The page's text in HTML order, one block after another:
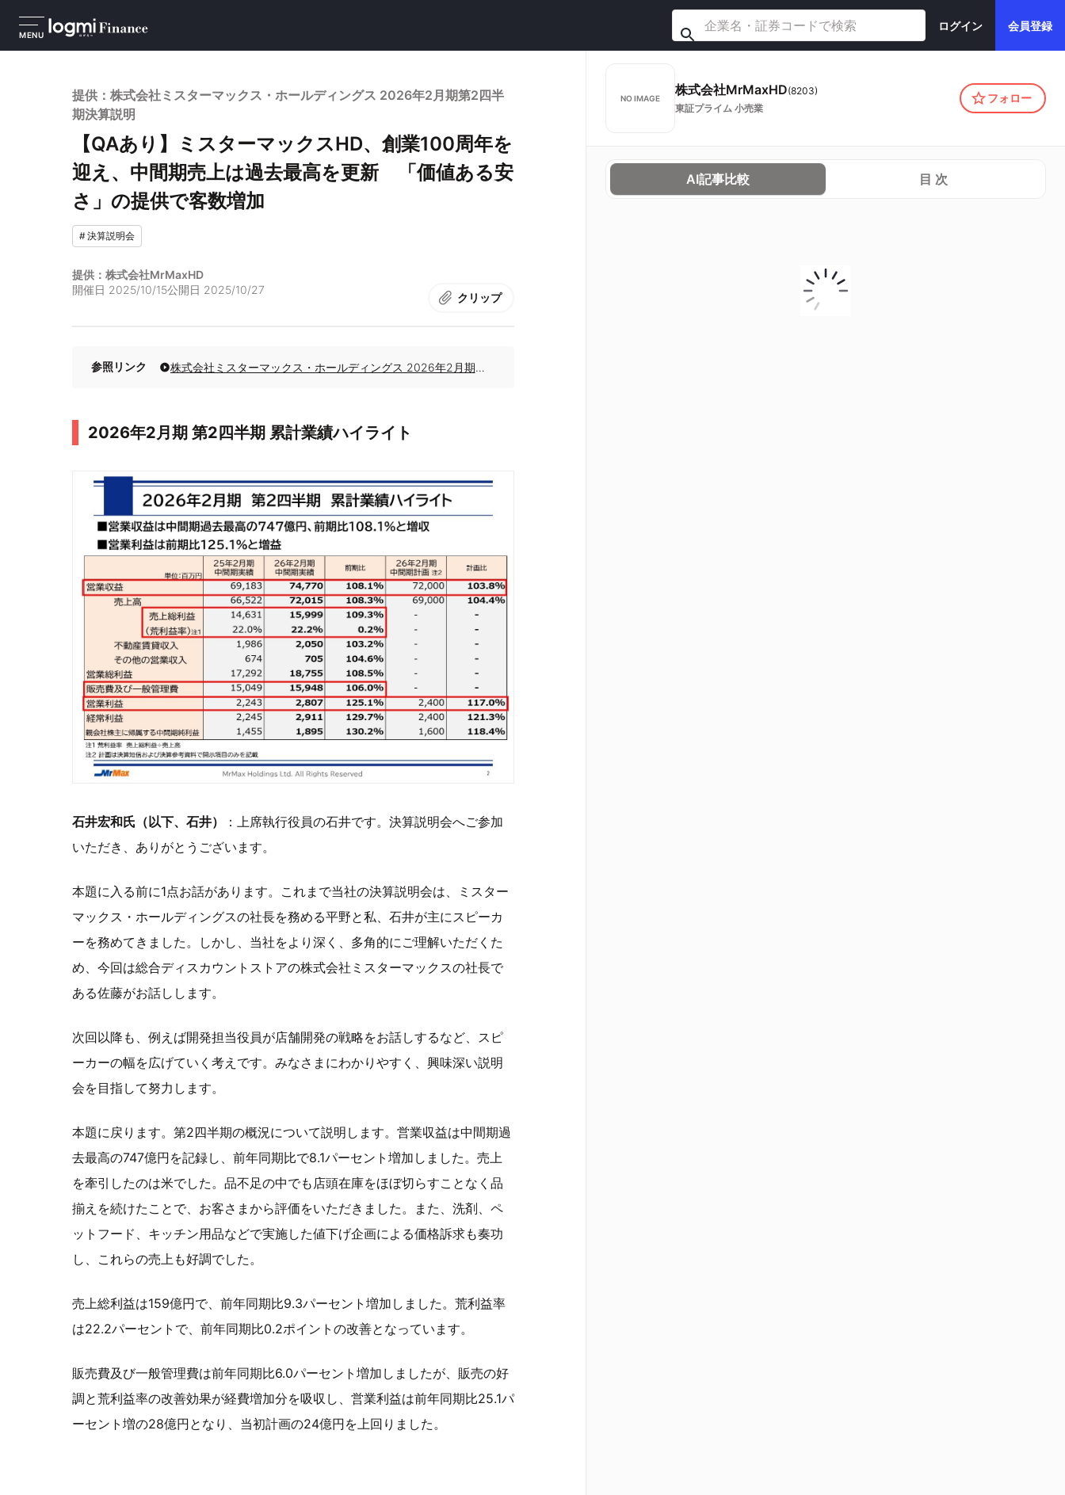
MENU
ログイン 会員登録
提供：株式会社ミスターマックス・ホールディングス 2026年2月期第2四半
期決算説明
【QAあり】ミスターマックスHD、創業100周年を
迎え、中間期売上は過去最高を更新 「価値ある安
さ」の提供で客数増加
#決算説明会
提供：株式会社MrMaxHD
開催日 2025/10/15公開日 2025/10/27
クリップ
参照リンク 株式会社ミスターマックス・ホールディングス 2026年2月期第2四半期決算説明
2026年2月期 第2四半期 累計業績ハイライト
石井宏和氏（以下、石井）
：上席執行役員の石井です。決算説明会へご参加
いただき、ありがとうございます。
本題に入る前に1点お話があります。これまで当社の決算説明会は、ミスター
マックス・ホールディングスの社長を務める平野と私、石井が主にスピーカ
ーを務めてきました。しかし、当社をより深く、多角的にご理解いただくた
め、今回は総合ディスカウントストアの株式会社ミスターマックスの社長で
ある佐藤がお話しします。
次回以降も、例えば開発担当役員が店舗開発の戦略をお話しするなど、スピ
ーカーの幅を広げていく考えです。みなさまにわかりやすく、興味深い説明
会を目指して努力します。
本題に戻ります。第2四半期の概況について説明します。営業収益は中間期過
去最高の747億円を記録し、前年同期比で8.1パーセント増加しました。売上
を牽引したのは米でした。品不足の中でも店頭在庫をほぼ切らすことなく品
揃えを続けたことで、お客さまから評価をいただきました。また、洗剤、ペ
ットフード、キッチン用品などで実施した値下げ企画による価格訴求も奏功
し、これらの売上も好調でした。
売上総利益は159億円で、前年同期比9.3パーセント増加しました。荒利益率
は22.2パーセントで、前年同期比0.2ポイントの改善となっています。
販売費及び一般管理費は前年同期比6.0パーセント増加しましたが、販売の好
調と荒利益率の改善効果が経費増加分を吸収し、営業利益は前年同期比25.1パ
ーセント増の28億円となり、当初計画の24億円を上回りました。
NO IMAGE
株式会社MrMaxHD(8203)
東証プライム 小売業
フォロー
AI記事比較 目 次